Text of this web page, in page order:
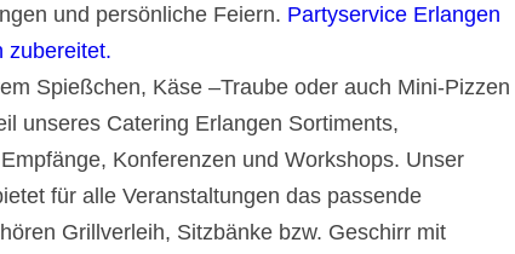
und persönliche Feiern. Partyservice Erlangen
zubereitet.
Spießchen, Käse –Traube oder auch Mini-Pizzen
unseres Catering Erlangen Sortiments,
Konferenzen und Workshops. Unser
für alle Veranstaltungen das passende
Grillverleih, Sitzbänke bzw. Geschirr mit